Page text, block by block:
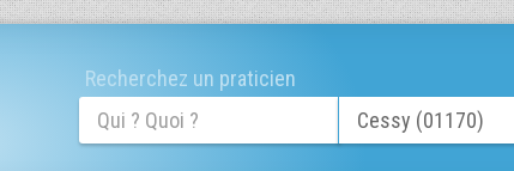
Recherchez un praticien